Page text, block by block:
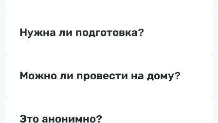
Нужна ли подготовка?
Можно ли провести на дому?
Это анонимно?